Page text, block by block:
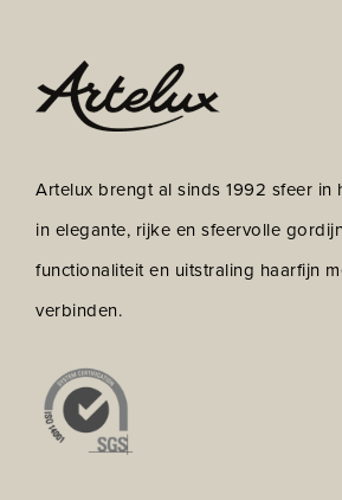
Artelux brengt al sinds 1992 sfeer in
in elegante, rijke en sfeervolle
functionaliteit en uitstraling haarfijn
verbinden.